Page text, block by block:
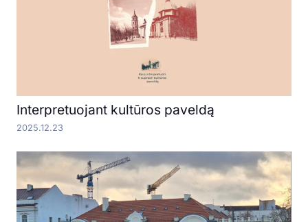
Interpretuojant kultūros paveldą
2025.12.23